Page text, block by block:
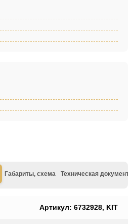
Габариты, схема Техническая
Артикул: 6732928, KIT